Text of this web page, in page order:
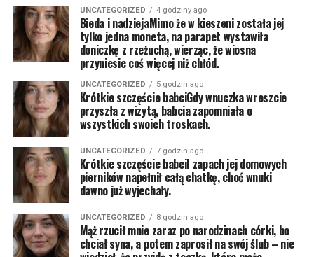
UNCATEGORIZED 4 godziny ago
Bieda i nadziejaMimo że w kieszeni została jej
tylko jedna moneta, na parapet wystawiła
doniczkę z rzeżuchą, wierząc, że wiosna
przyniesie coś więcej niż chłód.
UNCATEGORIZED 5 godzin ago
Krótkie szczęście babciGdy wnuczka wreszcie
przyszła z wizytą, babcia zapomniała o
wszystkich swoich troskach.
UNCATEGORIZED 7 godzin ago
Krótkie szczęście babciI zapach jej domowych
pierników napełnił całą chatkę, choć wnuki
dawno już wyjechały.
UNCATEGORIZED 8 godzin ago
Mąż rzucił mnie zaraz po narodzinach córki, bo
chciał syna, a potem zaprosił na swój ślub – nie